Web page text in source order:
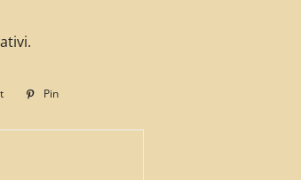
Twitta
Twitter
Pin
Pinterest